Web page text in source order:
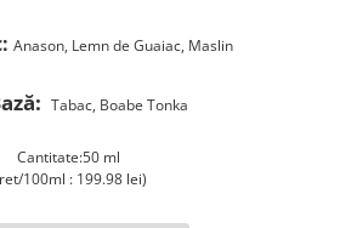
Anason, Lemn de Guaiac, Maslin
Tabac, Boabe Tonka
Cantitate:50 ml
100ml : 199.98 lei)